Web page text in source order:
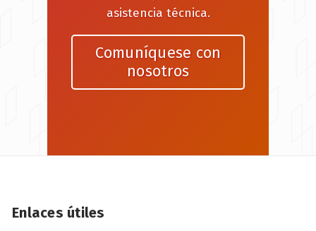
asistencia técnica.
Comuníquese con
nosotros
Enlaces útiles